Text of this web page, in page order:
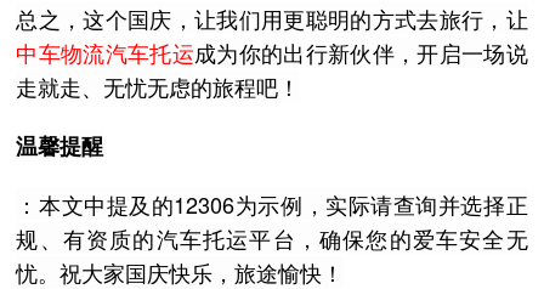
总之，这个国庆，让我们用更聪明的方式去旅行，让
中车物流汽车托运成为你的出行新伙伴，开启一场说
走就走、无忧无虑的旅程吧！
温馨提醒
：本文中提及的12306为示例，实际请查询并选择正
规、有资质的汽车托运平台，确保您的爱车安全无
忧。祝大家国庆快乐，旅途愉快！